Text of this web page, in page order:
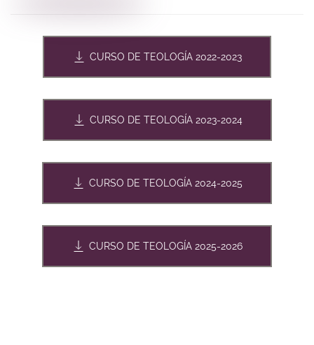
CURSO DE TEOLOGÍA 2022-2023
CURSO DE TEOLOGÍA 2023-2024
CURSO DE TEOLOGÍA 2024-2025
CURSO DE TEOLOGÍA 2025-2026